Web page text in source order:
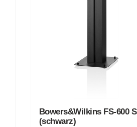
Goldkabel Speaker-Flex 2
1,5 mm² Meterware